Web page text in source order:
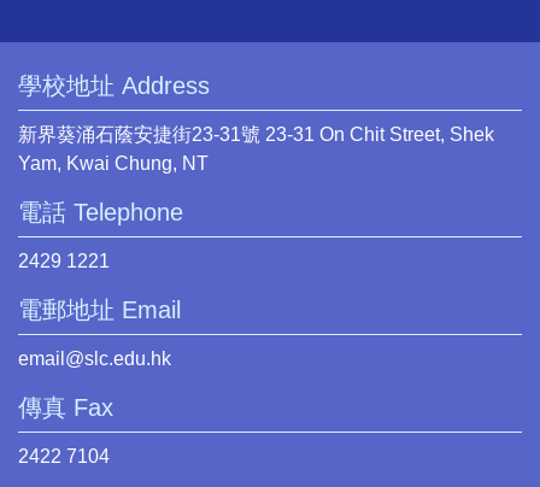
學校地址 Address
新界葵涌石蔭安捷街23-31號 23-31 On Chit Street, Shek
Yam, Kwai Chung, NT
電話 Telephone
2429 1221
電郵地址 Email
email@slc.edu.hk
傳真 Fax
2422 7104